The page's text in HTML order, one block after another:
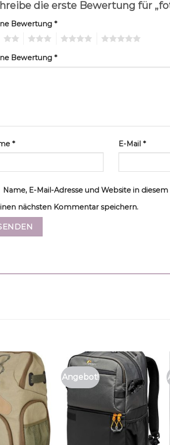
die erste Bewertung für
Bewertung *
Bewertung *
* E-Mail*
Name, E-Mail-Adresse und Website in
nächsten Kommentar speichern.
Angebot!